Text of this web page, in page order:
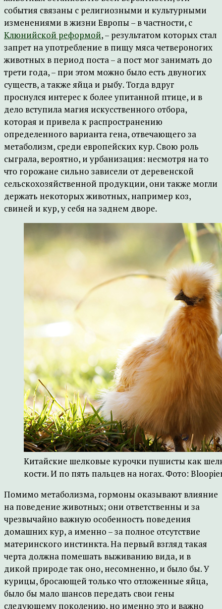
события связаны с религиозными и культурными
изменениями в жизни Европы – в частности, с
Клюнийской реформой, – результатом которых стал
запрет на употребление в пищу мяса четвероногих
животных в период поста – а пост мог занимать до
трети года, – при этом можно было есть двуногих
существ, а также яйца и рыбу. Тогда вдруг
проснулся интерес к более упитанной птице, и в
дело вступила магия искусственного отбора,
которая и привела к распространению
определенного варианта гена, отвечающего за
метаболизм, среди европейских кур. Свою роль
сыграла, вероятно, и урбанизация: несмотря на то
что горожане сильно зависели от деревенской
сельскохозяйственной продукции, они также могли
держать некоторых животных, например коз,
свиней и кур, у себя на заднем дворе.
Китайские шелковые курочки пушисты как
кости. И по пять пальцев на ногах. Фото:
Помимо метаболизма, гормоны оказывают влияние
на поведение животных; они ответственны и за
чрезвычайно важную особенность поведения
домашних кур, а именно – за полное отсутствие
материнского инстинкта. На первый взгляд такая
черта должна помешать выживанию вида, и в
дикой природе так оно, несомненно, и было бы. У
курицы, бросающей только что отложенные яйца,
было бы мало шансов передать свои гены
следующему поколению, но именно это и важно